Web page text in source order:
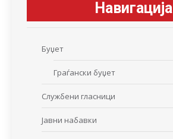
Навигација
Буџет
Граѓански буџет
Службени гласници
Јавни набавки